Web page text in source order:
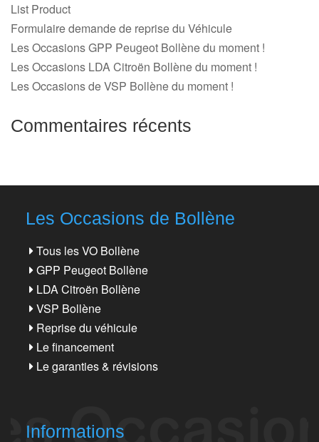
List Product
Formulaire demande de reprise du Véhicule
Les Occasions GPP Peugeot Bollène du moment !
Les Occasions LDA Citroën Bollène du moment !
Les Occasions de VSP Bollène du moment !
Commentaires récents
Les Occasions de Bollène
Tous les VO Bollène
GPP Peugeot Bollène
LDA Citroën Bollène
VSP Bollène
Reprise du véhicule
Le financement
Le garanties & révisions
Informations